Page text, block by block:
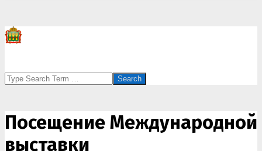
Search
Посещение Международной
выставки